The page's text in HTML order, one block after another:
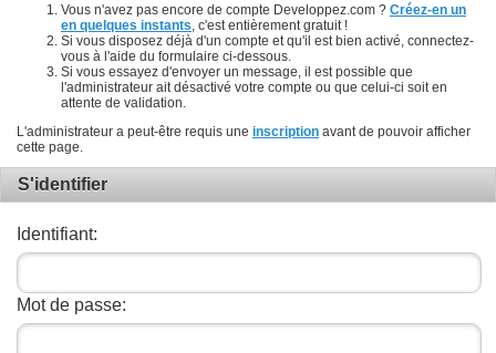
Vous n'avez pas encore de compte Developpez.com ? Créez-en un
en quelques instants , c'est entièrement gratuit !
Si vous disposez déjà d'un compte et qu'il est bien activé, connectez-
vous à l'aide du formulaire ci-dessous.
Si vous essayez d'envoyer un message, il est possible que
l'administrateur ait désactivé votre compte ou que celui-ci soit en
attente de validation.
L'administrateur a peut-être requis une inscription avant de pouvoir afficher
cette page.
S'identifier
Identifiant:
Mot de passe: